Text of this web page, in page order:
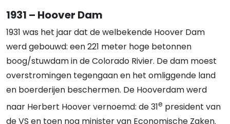
1931 – Hoover Dam
1931 was het jaar dat de welbekende Hoover Dam
werd gebouwd: een 221 meter hoge betonnen
boog/stuwdam in de Colorado Rivier. De dam moest
overstromingen tegengaan en het omliggende land
en boerderijen beschermen. De Hooverdam werd
naar Herbert Hoover vernoemd: de 31e president van
de VS en toen nog minister van Economische Zaken.